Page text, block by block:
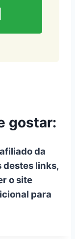
gostar:
da
destes links,
o site
para